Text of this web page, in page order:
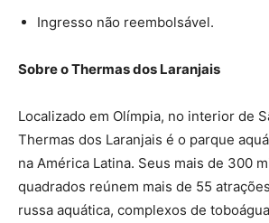
Ingresso não reembolsável.
Sobre o Thermas dos Laranjais
Localizado em Olímpia, no interior de
Thermas dos Laranjais é o parque
na América Latina. Seus mais de 300
quadrados reúnem mais de 55
russa aquática, complexos de